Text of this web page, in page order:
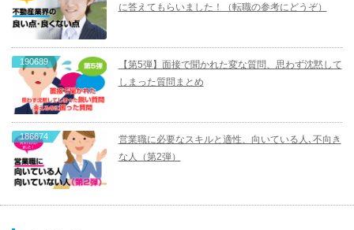
に答えてもらいました！（転職の参考にどうぞ）
190689
【第5弾】面接で聞かれた変な質問、思わず沈黙して
しまった質問まとめ
186674
営業職に必要なスキルと適性、向いている人､不向き
な人（第2弾）